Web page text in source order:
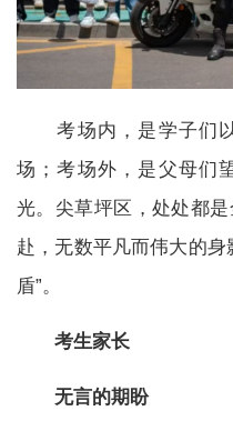
考场内，是学子们以
场；考场外，是父母们
光。尖草坪区，处处都
赴，无数平凡而伟大的
盾”。
考生家长
无言的期盼